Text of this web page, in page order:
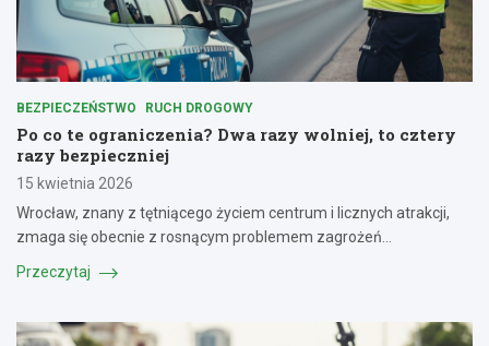
BEZPIECZEŃSTWO RUCH DROGOWY
Po co te ograniczenia? Dwa razy wolniej, to cztery
razy bezpieczniej
15 kwietnia 2026
Wrocław, znany z tętniącego życiem centrum i licznych atrakcji,
zmaga się obecnie z rosnącym problemem zagrożeń…
Przeczytaj